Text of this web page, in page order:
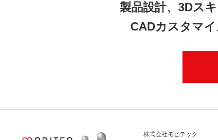
製品設計、3Dス
CADカスタマ
株式会社モビテック